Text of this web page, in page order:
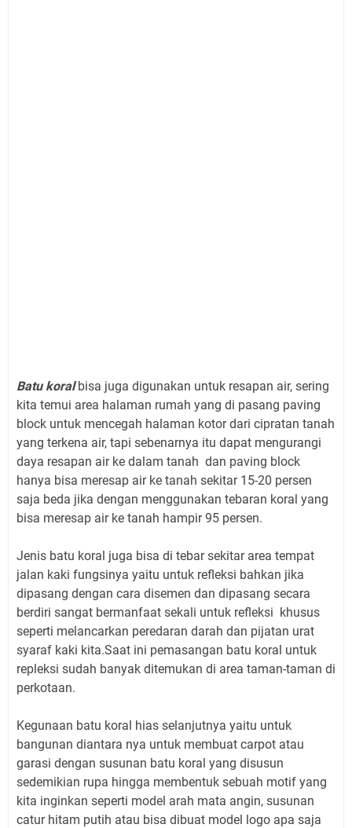
Batu koralbisa juga digunakan untuk resapan air, sering
kita temui area halaman rumah yang di pasang paving
block untuk mencegah halaman kotor dari cipratan tanah
yang terkena air, tapi sebenarnya itu dapat mengurangi
daya resapan air ke dalam tanah dan paving block
hanya bisa meresap air ke tanah sekitar 15-20 persen
saja beda jika dengan menggunakan tebaran koral yang
bisa meresap air ke tanah hampir 95 persen.
Jenis batu koral juga bisa di tebar sekitar area tempat
jalan kaki fungsinya yaitu untuk refleksi bahkan jika
dipasang dengan cara disemen dan dipasang secara
berdiri sangat bermanfaat sekali untuk refleksi khusus
seperti melancarkan peredaran darah dan pijatan urat
syaraf kaki kita.Saat ini pemasangan batu koral untuk
repleksi sudah banyak ditemukan di area taman-taman di
perkotaan.
Kegunaan batu koral hias selanjutnya yaitu untuk
bangunan diantara nya untuk membuat carpot atau
garasi dengan susunan batu koral yang disusun
sedemikian rupa hingga membentuk sebuah motif yang
kita inginkan seperti model arah mata angin, susunan
catur hitam putih atau bisa dibuat model logo apa saja